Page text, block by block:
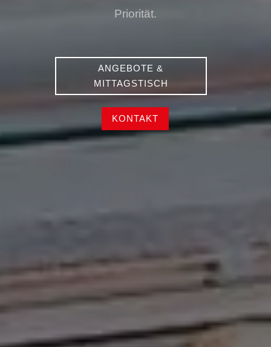
Priorität.
ANGEBOTE &
MITTAGSTISCH
KONTAKT